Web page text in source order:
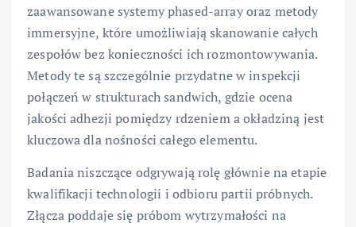
zaawansowane systemy phased-array oraz metody
immersyjne, które umożliwiają skanowanie całych
zespołów bez konieczności ich rozmontowywania.
Metody te są szczególnie przydatne w inspekcji
połączeń w strukturach sandwich, gdzie ocena
jakości adhezji pomiędzy rdzeniem a okładziną jest
kluczowa dla nośności całego elementu.
Badania niszczące odgrywają rolę głównie na etapie
kwalifikacji technologii i odbioru partii próbnych.
Złącza poddaje się próbom wytrzymałości na